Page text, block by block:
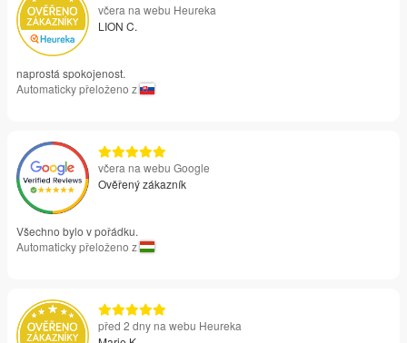
včera na webu Heureka
LION C.
naprostá spokojenost.
Automaticky přeloženo z
včera na webu Google
Ověřený zákazník
Všechno bylo v pořádku.
Automaticky přeloženo z
před 2 dny na webu Heureka